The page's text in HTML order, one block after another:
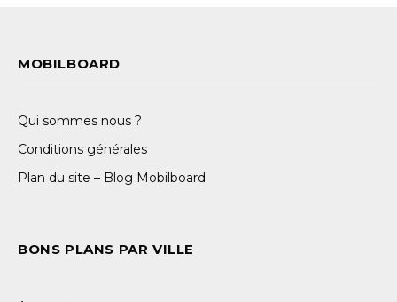
MOBILBOARD
Qui sommes nous ?
Conditions générales
Plan du site – Blog Mobilboard
BONS PLANS PAR VILLE